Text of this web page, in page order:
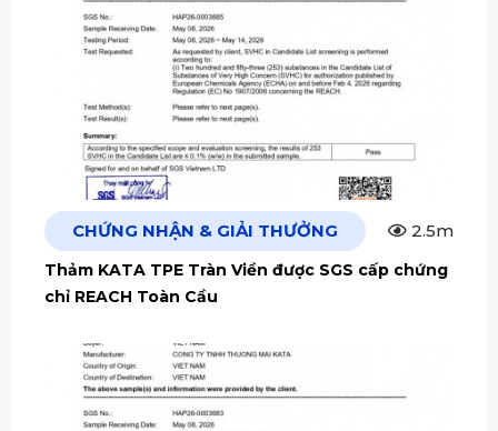
CHỨNG NHẬN & GIẢI THƯỞNG 2.5m
Thảm KATA TPE Tràn Viền được SGS cấp chứng
chỉ REACH Toàn Cầu